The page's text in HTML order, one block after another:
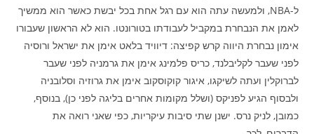
ל-NBA, ולמעשה עתה הוא עם רגל אחת בכל יבשת כאשר הוא ממשיך
לאמן את הנבחרת במקביל לעבודתו בטורונטו. הוא לא הראשון שעבורו
אימון נבחרת היווה קרש קפיצה: דיוויד בלאט אימן את ישראל ורוסיה
לפני שעבר לקליבלנד, כריס פלמינג אימן את גרמניה לפני שעבר
לברוקלין ועתה לשיקגו, איגור קוקוסקוב אימן את גרוזיה וסלובניה
ולבסוף הגיע לפניקס (ושלל מקומות אחרים בליגה לפני כן), בנוסף,
כמובן, לניק נרס. ישנן שתי סיבות עיקריות, כפי שאני רואה את